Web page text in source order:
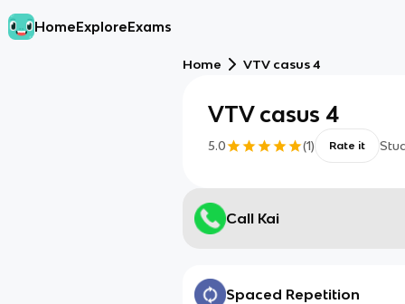
HomeExploreExams
Home VTV casus 4
VTV casus 4
5.0 (1) Rate it
Call Kai
Spaced Repetition